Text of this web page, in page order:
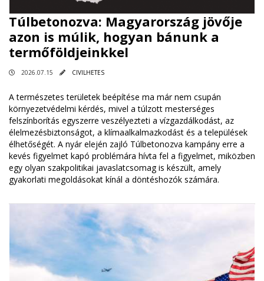
Túlbetonozva: Magyarország jövője
azon is múlik, hogyan bánunk a
termőföldjeinkkel
2026.07.15 CIVILHETES
A természetes területek beépítése ma már nem csupán
környezetvédelmi kérdés, mivel a túlzott mesterséges
felszínborítás egyszerre veszélyezteti a vízgazdálkodást, az
élelmezésbiztonságot, a klímaalkalmazkodást és a települések
élhetőségét. A nyár elején zajló Túlbetonozva kampány erre a
kevés figyelmet kapó problémára hívta fel a figyelmet, miközben
egy olyan szakpolitikai javaslatcsomag is készült, amely
gyakorlati megoldásokat kínál a döntéshozók számára.